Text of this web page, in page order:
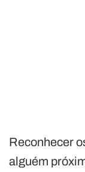
Reconhecer
alguém